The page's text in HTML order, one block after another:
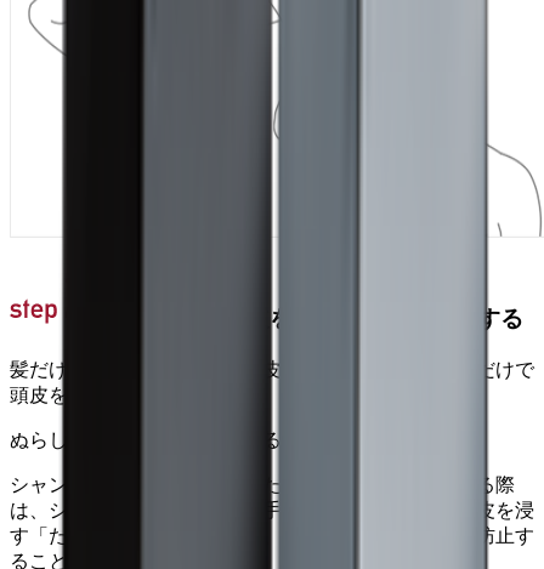
しっかりと頭皮をぬらし、湯洗いをする
髪だけではなくしっかりと頭皮をぬらし、まずはお湯だけで
頭皮を軽く洗います。
ぬらし・すすぎ残しを防止する「ため洗い」
シャンプー前に頭皮をぬらしたり、すすぎをしたりする際
は、シャワーを頭皮にあて、手のひらに貯めた湯に頭皮を浸
す「ため洗い」をすることで、ぬらし・すすぎ残しを防止す
ることができます。